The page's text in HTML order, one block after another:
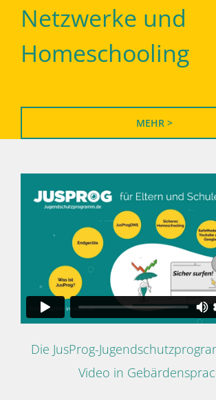
Netzwerke und
Homeschooling
MEHR >
Die JusProg-
Video in